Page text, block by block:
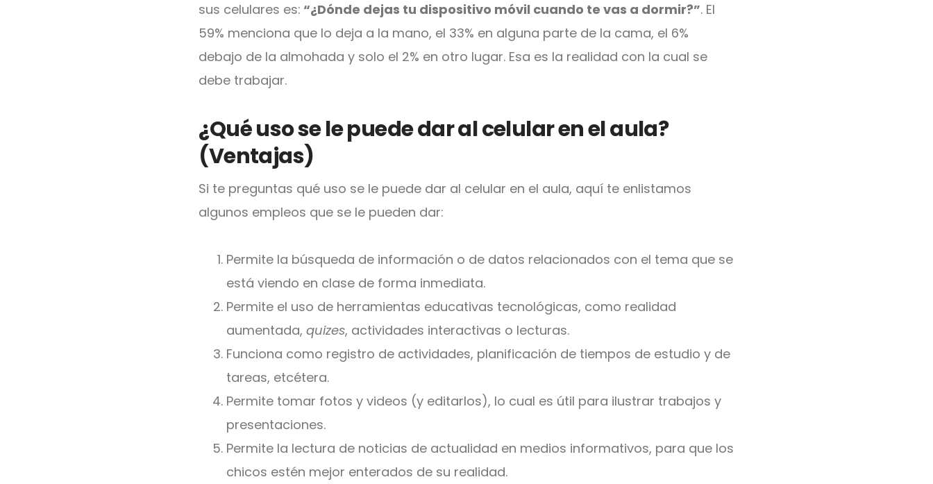
sus celulares es: “¿Dónde dejas tu dispositivo móvil cuando te vas a dormir?”. El
59% menciona que lo deja a la mano, el 33% en alguna parte de la cama, el 6%
debajo de la almohada y solo el 2% en otro lugar. Esa es la realidad con la cual se
debe trabajar.
¿Qué uso se le puede dar al celular en el aula?
(Ventajas)
Si te preguntas qué uso se le puede dar al celular en el aula, aquí te enlistamos
algunos empleos que se le pueden dar:
Permite la búsqueda de información o de datos relacionados con el tema que se
está viendo en clase de forma inmediata.
Permite el uso de herramientas educativas tecnológicas, como realidad
aumentada,quizes, actividades interactivas o lecturas.
Funciona como registro de actividades, planificación de tiempos de estudio y de
tareas, etcétera.
Permite tomar fotos y videos (y editarlos), lo cual es útil para ilustrar trabajos y
presentaciones.
Permite la lectura de noticias de actualidad en medios informativos, para que los
chicos estén mejor enterados de su realidad.